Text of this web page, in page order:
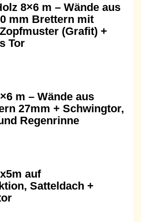
8×6 m – Wände aus
mm Brettern mit
(Grafit) +
Tor
m – Wände aus
27mm + Schwingtor,
Regenrinne
auf
Satteldach +